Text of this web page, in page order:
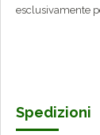
esclusivamente
Spedizioni